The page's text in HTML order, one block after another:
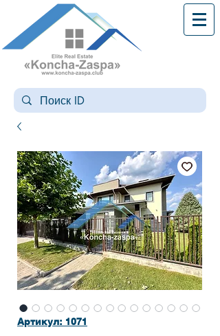
Артикул: 1071